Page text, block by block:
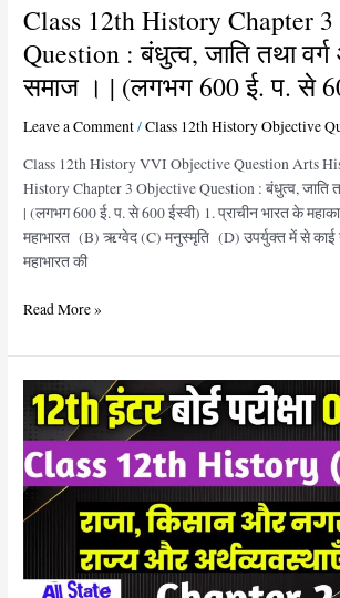
Class 12th History Chapter
Question : बंधुत्व, जाति तथा
समाज । | (लगभग 600 ई. प. से
Leave a Comment/Class 12th History Objective
Class 12th History VVI Objective Question Arts
History Chapter 3 Objective Question : बंधुत्व, जाति
| (लगभग 600 ई. प. से 600 ईस्वी) 1. प्राचीन भारत के
महाभारत (B) ऋग्वेद (C) मनुस्मृति (D) उपर्युक्त में से
महाभारत की
आरंभिक
समाज
।
(लगभग
से
600
ईस्वी)
Read More »
Class
12th
History
Chapter
2
Objective
राजा,